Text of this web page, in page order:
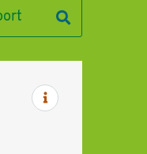
Informatie